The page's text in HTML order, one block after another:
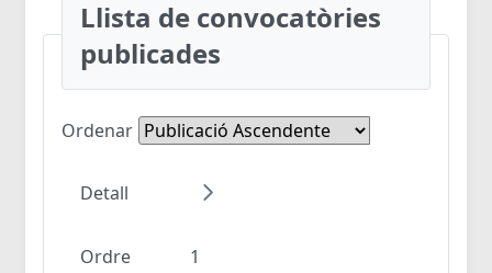
Llista de convocatòries
publicades
Ordenar
Detall
Ordre 1